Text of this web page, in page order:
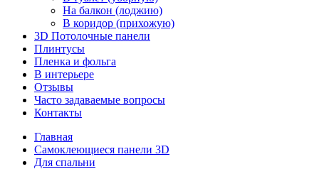
На балкон (лоджию)
В коридор (прихожую)
3D Потолочные панели
Плинтусы
Пленка и фольга
В интерьере
Отзывы
Часто задаваемые вопросы
Контакты
Главная
Самоклеющиеся панели 3D
Для спальни